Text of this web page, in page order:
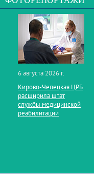
6 августа 2026 г.
Кирово‑Чепецкая ЦРБ
расширила штат
службы медицинской
реабилитации